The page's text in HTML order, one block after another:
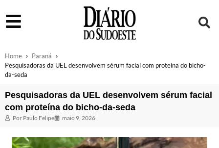
Home
Paraná
Pesquisadoras da UEL desenvolvem sérum facial com proteína do bicho-
da-seda
Pesquisadoras da UEL desenvolvem sérum facial
com proteína do bicho-da-seda
Por Paulo Felipe maio 9, 2026